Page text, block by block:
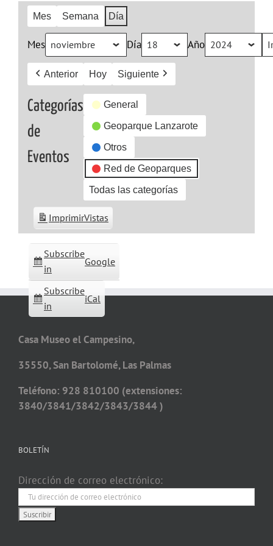
Mes Semana Día
Mes Día Año
Anterior Hoy Siguiente
Categorías
de
Eventos
General
Geoparque Lanzarote
Otros
Red de Geoparques
Todas las categorías
Subscribe
in
Google
Subscribe
in
iCal
ImprimirVistas
Casa Museo el Campesino,
35550, San Bartolomé, Las Palmas
Teléfono: 928 810100 (extensiones:
3840/3841/3842/3843/3844 )
BOLETÍN
Dirección de correo electrónico: